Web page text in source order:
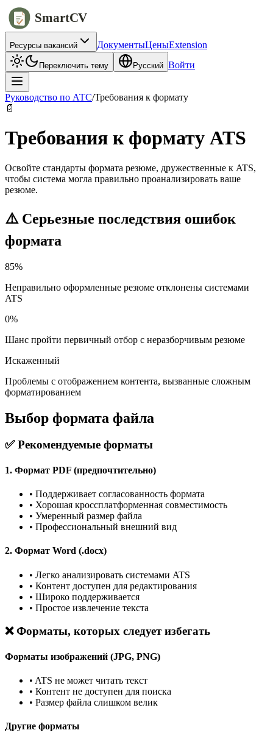
SmartCV
Ресурсы вакансий ДокументыЦеныExtension
Переключить тему Русский Войти
Руководство по АТС/Требования к формату
📄
Требования к формату ATS
Освойте стандарты формата резюме, дружественные к ATS,
чтобы система могла правильно проанализировать ваше
резюме.
⚠️ Серьезные последствия ошибок
формата
85%
Неправильно оформленные резюме отклонены системами
ATS
0%
Шанс пройти первичный отбор с неразборчивым резюме
Искаженный
Проблемы с отображением контента, вызванные сложным
форматированием
Выбор формата файла
✅ Рекомендуемые форматы
1. Формат PDF (предпочтительно)
• Поддерживает согласованность формата
• Хорошая кроссплатформенная совместимость
• Умеренный размер файла
• Профессиональный внешний вид
2. Формат Word (.docx)
• Легко анализировать системами ATS
• Контент доступен для редактирования
• Широко поддерживается
• Простое извлечение текста
❌ Форматы, которых следует избегать
Форматы изображений (JPG, PNG)
• ATS не может читать текст
• Контент не доступен для поиска
• Размер файла слишком велик
Другие форматы